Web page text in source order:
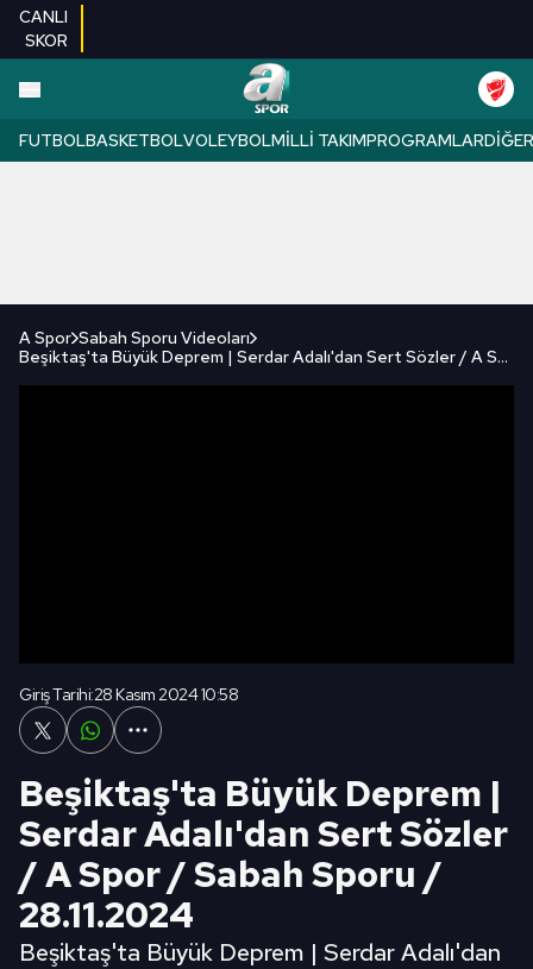
CANLI
SKOR
FUTBOLBASKETBOLVOLEYBOLMILLI TAKIMPROGRAMLARDIĞER
A Spor Sabah Sporu Videoları
Beşiktaş'ta Büyük Deprem | Serdar Adalı'dan Sert Sözler / A Spor / Sabah Sporu / 28.11.2024
Giriş Tarihi:28 Kasım 2024 10:58
Beşiktaş'ta Büyük Deprem |
Serdar Adalı'dan Sert Sözler
/ A Spor / Sabah Sporu /
28.11.2024
Beşiktaş'ta Büyük Deprem | Serdar Adalı'dan